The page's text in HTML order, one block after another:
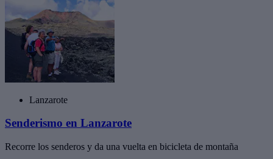
Lanzarote
Senderismo en Lanzarote
Recorre los senderos y da una vuelta en bicicleta de montaña